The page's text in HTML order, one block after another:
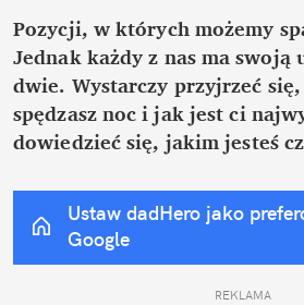
Pozycji, w których możemy
Jednak każdy z nas ma swoją
dwie. Wystarczy przyjrzeć
spędzasz noc i jak jest ci
dowiedzieć się, jakim jesteś
Ustaw dadHero jako
Google
REKLAMA